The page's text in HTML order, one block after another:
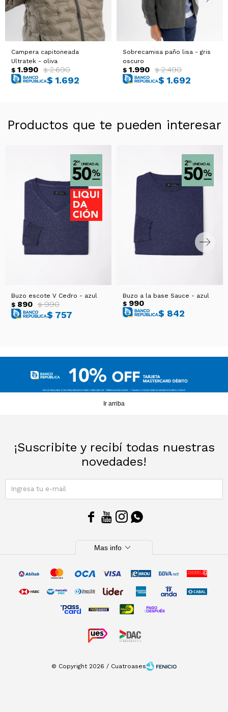
Campera capitoneada
Ultratek - oliva
$ 1.990 $ 2.690
$ 1.692
Sobrecamisa paño lisa - gris
oscuro
$ 1.990 $ 2.490
$ 1.692
Productos que te pueden interesar
Buzo escote V Cedro - azul
$ 890 $ 990
$ 757
Buzo a la base Sauce - azul
$ 990
$ 842
Ir arriba
¡Suscribite y recibí todas nuestras
novedades!
   
Mas info expand_more
© Copyright 2026 / Cuatroases